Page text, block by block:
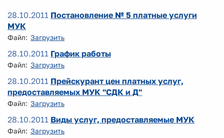
28.10.2011 Постановление № 5 платные услуги
МУК
Файл: Загрузить
28.10.2011 График работы
Файл: Загрузить
28.10.2011 Прейскурант цен платных услуг,
предоставляемых МУК "СДК и Д"
Файл: Загрузить
28.10.2011 Виды услуг, предоставляемые МУК
Файл: Загрузить